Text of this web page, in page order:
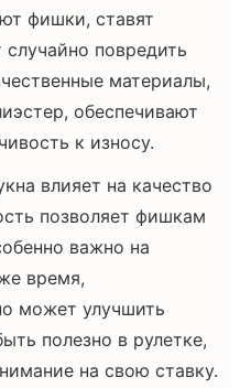
фишки, ставят
случайно повредить
материалы,
обеспечивают
к износу.
влияет на качество
позволяет фишкам
важно на
время,
может улучшить
полезно в рулетке,
на свою ставку.